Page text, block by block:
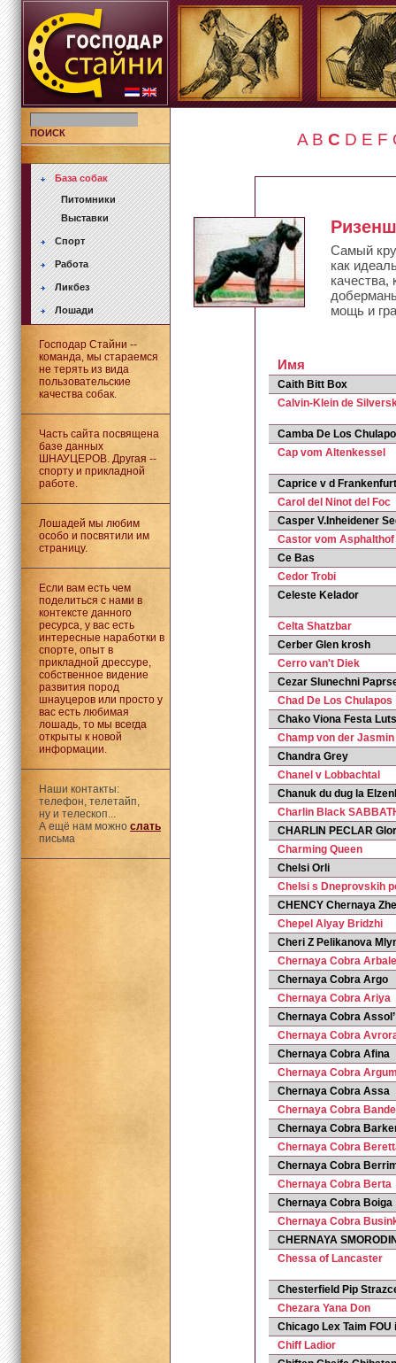
ПОИСК
База собак
Питомники
Выставки
Спорт
Работа
Ликбез
Лошади
Господар Стайни --
команда, мы стараемся
не терять из вида
пользовательские
качества собак.
Часть сайта посвящена
базе данных
ШНАУЦЕРОВ. Другая --
спорту и прикладной
работе.
Лошадей мы любим
особо и посвятили им
страницу.
Если вам есть чем
поделиться с нами в
контексте данного
ресурса, у вас есть
интересные наработки в
спорте, опыт в
прикладной дрессуре,
собственное видение
развития пород
шнауцеров или просто у
вас есть любимая
лошадь, то мы всегда
открыты к новой
информации.
Наши контакты:
телефон, телетайп,
ну и телескоп...
А ещё нам можно слать
письма
A B C D E F
Самый
как
качества,
мощь и
Имя
Caith Bitt Box
Calvin-Klein de
Camba De Los
Cap vom Altenkessel
Caprice v d Frankenfurt
Carol del Ninot del Foc
Casper V.Inheidener
Castor vom Asphalthof
Ce Bas
Cedor Trobi
Celeste Kelador
Celta Shatzbar
Cerber Glen krosh
Cerro van't Diek
Cezar Slunechni
Chad De Los Chulapos
Chako Viona Festa Luts
Champ von der Jasmin
Chandra Grey
Chanel v Lobbachtal
Chanuk du dug la
Charlin Black
CHARLIN PECLAR
Charming Queen
Chelsi Orli
Chelsi s Dneprovskih
CHENCY Chernaya
Chepel Alyay Bridzhi
Cheri Z Pelikanova
Chernaya Cobra
Chernaya Cobra Argo
Chernaya Cobra Ariya
Chernaya Cobra Assol’
Chernaya Cobra
Chernaya Cobra Afina
Chernaya Cobra
Chernaya Cobra Assa
Chernaya Cobra
Chernaya Cobra
Chernaya Cobra
Chernaya Cobra
Chernaya Cobra Berta
Chernaya Cobra Boiga
Chernaya Cobra
CHERNAYA
Chessa of Lancaster
Chesterfield Pip
Chezara Yana Don
Chicago Lex Taim
Chiff Ladior